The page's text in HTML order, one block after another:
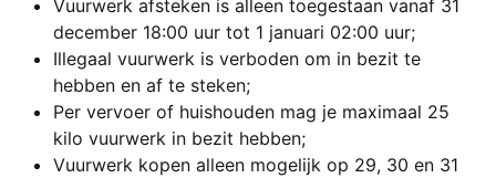
Vuurwerk afsteken is alleen toegestaan vanaf 31
december 18:00 uur tot 1 januari 02:00 uur;
Illegaal vuurwerk is verboden om in bezit te
hebben en af te steken;
Per vervoer of huishouden mag je maximaal 25
kilo vuurwerk in bezit hebben;
Vuurwerk kopen alleen mogelijk op 29, 30 en 31